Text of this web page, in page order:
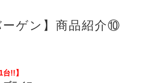
ーゲン】商品紹介⑩
台!!】